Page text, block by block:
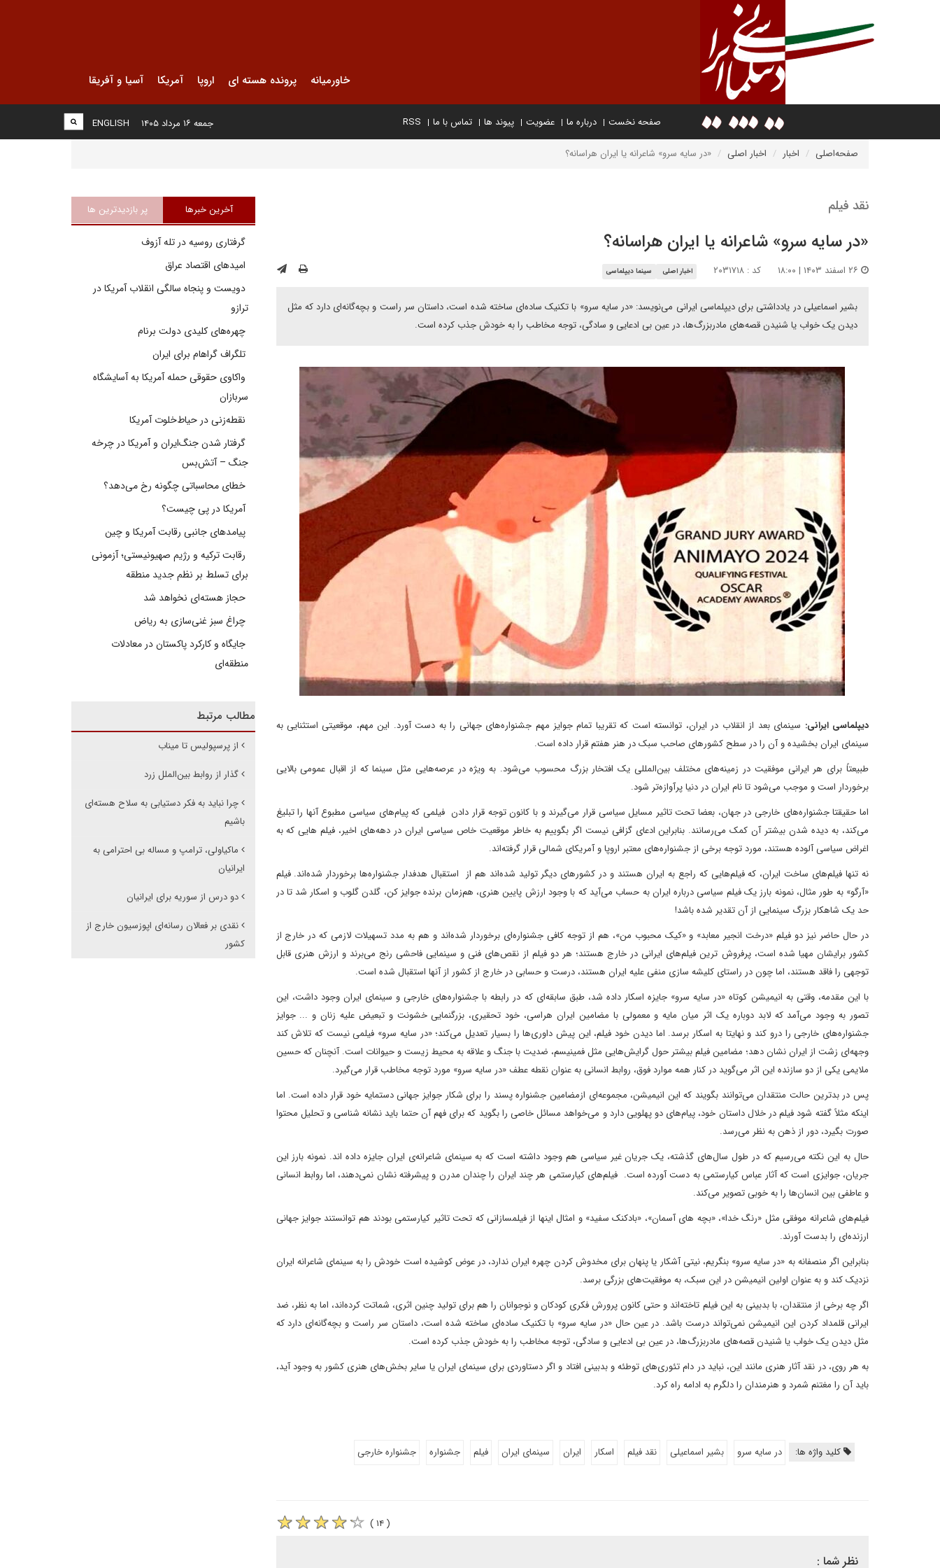
خاورمیانه پرونده هسته ای اروپا آمریکا آسیا و آفریقا
صفحه نخست درباره ما عضویت پیوند ها تماس با ما RSS
ENGLISH جمعه ۱۶ مرداد ۱۴۰۵
صفحه‌اصلی اخبار اخبار اصلی «در سایه سرو» شاعرانه یا ایران هراسانه؟
نقد فیلم
«در سایه سرو» شاعرانه یا ایران هراسانه؟
کد : ۲۰۳۱۷۱۸ اخبار اصلی سینما دیپلماسی
بشیر اسماعیلی در یادداشتی برای دیپلماسی ایرانی می‌نویسد: «در سایه سرو» با تکنیک ساده‌ای ساخته شده است، داستان سر راست و بچه‌گانه‌ای دارد که مثل
دیدن یک خواب یا شنیدن قصه‌های مادربزرگ‌ها، در عین بی ادعایی و سادگی، توجه مخاطب را به خودش جذب کرده است.
دیپلماسی ایرانی: سینمای بعد از انقلاب در ایران، توانسته است که تقریبا تمام جوایز مهم جشنواره‌های جهانی را به دست آورد. این مهم، موقعیتی استثنایی به
سینمای ایران بخشیده و آن را در سطح کشور‌های صاحب سبک در هنر هفتم قرار داده است.
طبیعتاً برای هر ایرانی موفقیت در زمینه‌های مختلف بین‌المللی یک افتخار بزرگ محسوب می‌شود. به ویژه در عرصه‌هایی مثل سینما که از اقبال عمومی بالایی
برخوردار است و موجب می‌شود تا نام ایران در دنیا پرآوازه‌تر شود.
اما حقیقتا جشنواره‌های خارجی در جهان، بعضا تحت تاثیر مسایل سیاسی قرار می‌گیرند و با کانون توجه قرار دادن فیلمی که پیام‌های سیاسی مطبوع آنها را تبلیغ
می‌کند، به دیده شدن بیشتر آن کمک می‌رسانند. بنابراین ادعای گزافی نیست اگر بگوییم به خاطر موقعیت خاص سیاسی ایران در دهه‌های اخیر، فیلم هایی که به
اغراض سیاسی آلوده‌ هستند، مورد توجه برخی از جشنواره‌های معتبر اروپا و آمریکای شمالی قرار گرفته‌اند.
نه تنها فیلم‌های ساخت ایران، که فیلم‌هایی که راجع به ایران هستند و در کشور‌های دیگر تولید شده‌اند هم از استقبال هدفدار جشنواره‌ها برخوردار شده‌اند. فیلم
«آرگو» به طور مثال، نمونه بارز یک فیلم سیاسی درباره ایران به حساب می‌آید که با وجود ارزش پایین هنری، هم‌زمان برنده جوایز کن، گلدن گلوب و اسکار شد تا در
حد یک شاهکار بزرگ سینمایی از آن تقدیر شده باشد!
در حال حاضر نیز دو فیلم «درخت انجیر معابد» و «کیک محبوب من»، هم از توجه کافی جشنواره‌ای برخوردار شده‌اند و هم به مدد تسهیلات لازمی که در خارج از
کشور برایشان مهیا شده است، پرفروش ترین فیلم‌های ایرانی در خارج هستند؛ هر دو فیلم از نقص‌های فنی و سینمایی فاحشی رنج می‌برند و ارزش هنری قابل
توجهی را فاقد هستند، اما چون در راستای کلیشه سازی منفی علیه ایران هستند، درست و حسابی در خارج از کشور از آنها استقبال شده است.
با این مقدمه، وقتی به انیمیشن کوتاه «در سایه سرو» جایزه اسکار داده شد، طبق سابقه‌ای که در رابطه با جشنواره‌های خارجی و سینمای ایران وجود داشت، این
تصور به وجود می‌آمد که لابد دوباره یک اثر میان مایه و معمولی با مضامین ایران هراسی، خود تحقیری، بزرگنمایی خشونت و تبعیض علیه زنان و ... جوایز
جشنواره‌های خارجی را درو کند و نهایتا به اسکار برسد. اما دیدن خود فیلم، این پیش داوری‌ها را بسیار تعدیل می‌کند؛ «در سایه سرو» فیلمی نیست که تلاش کند
وجهه‌ای زشت از ایران نشان دهد؛ مضامین فیلم بیشتر حول گرایش‌هایی مثل فمینیسم، ضدیت با جنگ و علاقه به محیط زیست و حیوانات است. آنچنان که حسین
ملایمی یکی از دو سازنده این اثر می‌گوید در کنار همه موارد فوق، روابط انسانی به عنوان نقطه عطف «در سایه سرو» مورد توجه مخاطب قرار می‌گیرد.
پس در بدترین حالت منتقدان می‌توانند بگویند که این انیمیشن، مجموعه‌ای ازمضامین جشنواره پسند را برای شکار جوایز جهانی دستمایه خود قرار داده است. اما
اینکه مثلاً گفته شود فیلم در خلال داستان خود، پیام‌های دو پهلویی دارد و می‌خواهد مسائل خاصی را بگوید که برای فهم آن حتما باید نشانه شناسی و تحلیل محتوا
صورت بگیرد، دور از ذهن به نظر می‌رسد.
حال به این نکته می‌رسیم که در طول سال‌های گذشته، یک جریان غیر سیاسی هم وجود داشته است که به سینمای شاعرانه‌ی ایران جایزه داده اند. نمونه بارز این
جریان، جوایزی است که آثار عباس کیارستمی به دست آورده است. فیلم‌های کیارستمی هر چند ایران را چندان مدرن و پیشرفته نشان نمی‌دهند، اما روابط انسانی
و عاطفی بین انسان‌ها را به خوبی تصویر می‌کند.
فیلم‌های شاعرانه موفقی مثل «رنگ خدا»، «بچه های آسمان»، «بادکنک سفید» و امثال اینها از فیلمسازانی که تحت تاثیر کیارستمی بودند هم توانستند جوایز جهانی
ارزنده‌ای را بدست آورند.
بنابراین اگر منصفانه به «در سایه سرو» بنگریم، نیتی آشکار یا پنهان برای مخدوش کردن چهره ایران ندارد، در عوض کوشیده است خودش را به سینمای شاعرانه ایران
نزدیک کند و به عنوان اولین انیمیشن در این سبک، به موفقیت‌های بزرگی برسد.
اگر چه برخی از منتقدان، با بدبینی به این فیلم‌ تاخته‌اند و حتی کانون پرورش فکری کودکان و نوجوانان را هم برای تولید چنین اثری، شماتت کرده‌اند، اما به نظر، ضد
ایرانی قلمداد کردن این انیمیشن نمی‌تواند درست باشد. در عین حال «در سایه سرو» با تکنیک ساده‌ای ساخته شده است، داستان سر راست و بچه‌گانه‌ای دارد که
مثل دیدن یک خواب یا شنیدن قصه‌های مادربزرگ‌ها، در عین بی ادعایی و سادگی، توجه مخاطب را به خودش جذب کرده است.
به هر روی، در نقد آثار هنری مانند این، نباید در دام تئوری‌های توطئه و بدبینی افتاد و اگر دستاوردی برای سینمای ایران یا سایر بخش‌های هنری کشور به وجود آید،
باید آن را مغتنم شمرد و هنرمندان را دلگرم به ادامه راه کرد.
کلید واژه ها: در سایه سرو بشیر اسماعیلی نقد فیلم اسکار ایران سینمای ایران فیلم جشنواره جشنواره خارجی
( ۱۴ )
نظر شما :
آخرین خبرها پر بازدیدترین ها
گرفتاری روسیه در تله آزوف
امیدهای اقتصاد عراق
دویست و پنجاه سالگی انقلاب آمریکا در
ترازو
چهره‌های کلیدی دولت برنام
تلگراف گراهام برای ایران
واکاوی حقوقی حمله آمریکا به آسایشگاه
سربازان
نقطه‌زنی در حیاط‌خلوت آمریکا
گرفتار شدن جنگ‌ایران و آمریکا در چرخه
جنگ – آتش‌بس
خطای محاسباتی چگونه رخ می‌دهد؟
آمریکا در پی چیست؟
پیامدهای جانبی رقابت آمریکا و چین
رقابت ترکیه و رژیم صهیونیستی؛ آزمونی
برای تسلط بر نظم جدید منطقه
حجاز هسته‌ای نخواهد شد
چراغ سبز غنی‌سازی به ریاض
جایگاه و کارکرد پاکستان در معادلات
منطقه‌ای
مطالب مرتبط
از پرسپولیس تا میناب
گذار از روابط بین‌الملل زرد
چرا نباید به فکر دستیابی به سلاح هسته‌ای
باشیم
ماکیاولی، ترامپ و مساله بی احترامی به
ایرانیان
دو درس از سوریه برای ایرانیان
نقدی بر فعالان رسانه‌ای اپوزسیون خارج از
کشور